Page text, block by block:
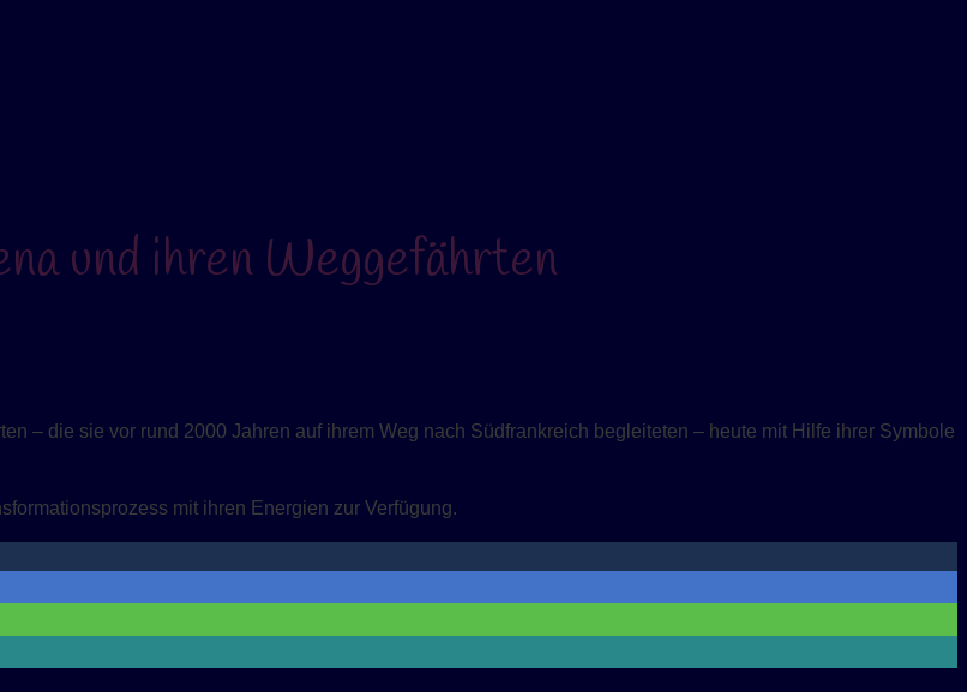
und ihren Weggefährten
– die sie vor rund 2000 Jahren auf ihrem Weg nach Südfrankreich begleiteten – heute mit Hilfe ihrer Symbole
mit ihren Energien zur Verfügung.